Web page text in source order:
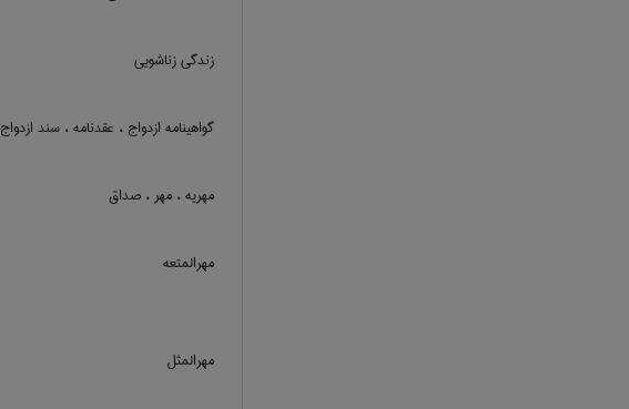
زندگی زناشویی
گواهینامه ازدواج ، عقدنامه ، سند ازدواج
مهریه ، مهر ، صداق
مهرالمتعه
مهرالمثل